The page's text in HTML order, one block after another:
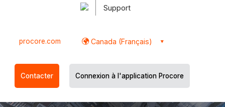
Support
procore.com Canada (Français)
Contacter Connexion à l'application Procore